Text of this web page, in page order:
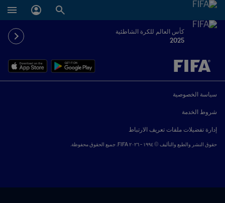
كأس العالم للكرة الشاطئية
2025
يُحدَّد لاحقاً ضد يُحدَّد لاحقاً
سياسة الخصوصية
شروط الخدمة
إدارة تفضيلات ملفات تعريف الارتباط
حقوق النشر والطبع والتأليف © ١٩٩٤ - ٢٠٢٦ FIFA. جميع الحقوق محفوظة.